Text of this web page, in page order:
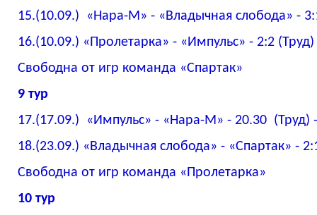
15.(10.09.) «Нара-М» - «Владычная слобода» -
16.(10.09.) «Пролетарка» - «Импульс» - 2:2 (Труд)
Свободна от игр команда «Спартак»
9 тур
17.(17.09.) «Импульс» - «Нара-М» - 20.30 (Труд)
18.(23.09.) «Владычная слобода» - «Спартак» -
Свободна от игр команда «Пролетарка»
10 тур